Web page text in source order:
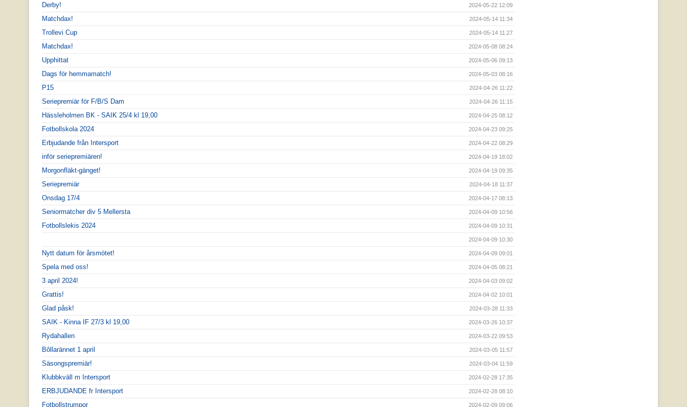
Derby! 2024-05-22 12:09
Matchdax! 2024-05-14 11:34
Trollevi Cup 2024-05-14 11:27
Matchdax! 2024-05-08 08:24
Upphittat 2024-05-06 09:13
Dags för hemmamatch! 2024-05-03 08:16
P15 2024-04-26 11:22
Seriepremiär för F/B/S Dam 2024-04-26 11:15
Hässleholmen BK - SAIK 25/4 kl 19,00 2024-04-25 08:12
Fotbollskola 2024 2024-04-23 09:25
Erbjudande från Intersport 2024-04-22 08:29
inför seriepremiären! 2024-04-19 18:02
Morgonfläkt-gänget! 2024-04-19 09:35
Seriepremiär 2024-04-18 11:37
Onsdag 17/4 2024-04-17 08:13
Seniormatcher div 5 Mellersta 2024-04-09 10:56
Fotbollslekis 2024 2024-04-09 10:31
2024-04-09 10:30
Nytt datum för årsmötet! 2024-04-09 09:01
Spela med oss! 2024-04-05 08:21
3 april 2024! 2024-04-03 09:02
Grattis! 2024-04-02 10:01
Glad påsk! 2024-03-28 11:33
SAIK - Kinna IF 27/3 kl 19,00 2024-03-26 10:37
Rydahallen 2024-03-22 09:53
Bôllarännet 1 april 2024-03-05 11:57
Säsongspremiär! 2024-03-04 11:59
Klubbkväll m Intersport 2024-02-28 17:35
ERBJUDANDE fr Intersport 2024-02-28 08:10
Fotbollstrumpor 2024-02-09 09:06